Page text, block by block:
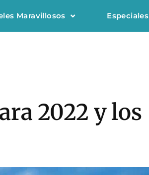
Maravillosos Especiales
2022 y los